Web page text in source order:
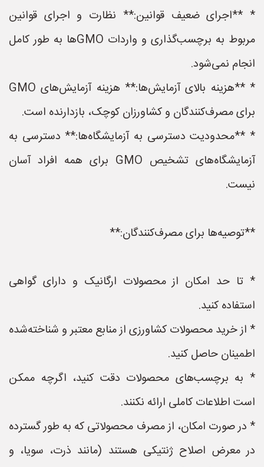
* **اجرای ضعیف قوانین:** نظارت و اجرای قوانین
مربوط به برچسب‌گذاری و واردات GMOها به طور کامل
انجام نمی‌شود.
* **هزینه بالای آزمایش‌ها:** هزینه آزمایش‌های GMO
برای مصرف‌کنندگان و کشاورزان کوچک، بازدارنده است.
* **محدودیت دسترسی به آزمایشگاه‌ها:** دسترسی به
آزمایشگاه‌های تشخیص GMO برای همه افراد آسان
نیست.
**توصیه‌ها برای مصرف‌کنندگان:**
* تا حد امکان از محصولات ارگانیک و دارای گواهی
استفاده کنید.
* از خرید محصولات کشاورزی از منابع معتبر و شناخته‌شده
اطمینان حاصل کنید.
* به برچسب‌های محصولات دقت کنید، اگرچه ممکن
است اطلاعات کاملی ارائه نکنند.
* در صورت امکان، از مصرف محصولاتی که به طور گسترده
در معرض اصلاح ژنتیکی هستند (مانند ذرت، سویا، و